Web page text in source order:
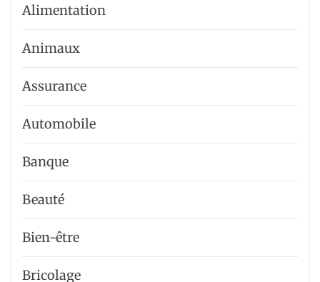
Alimentation
Animaux
Assurance
Automobile
Banque
Beauté
Bien-être
Bricolage